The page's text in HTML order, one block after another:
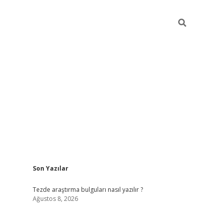
Sidebar
Son Yazılar
Tezde araştırma bulguları nasıl yazılır ?
Ağustos 8, 2026
ilbetbetcipiabellacasino sitesi